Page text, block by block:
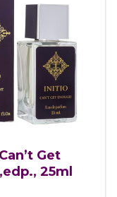
Get
25ml